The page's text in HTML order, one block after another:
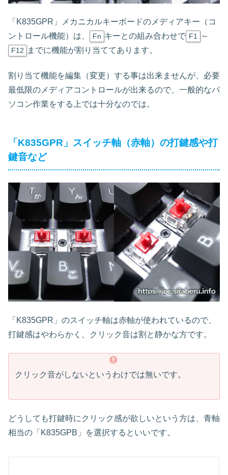
「K835GPR」メカニカルキーボードのメディアキー（コ
ントロール機能）は、
Fn キーとの組み合わせで F1 ～
F12 までに機能が割り当ててあります。
割り当て機能を編集（変更）する事は出来ませんが、必要
最低限のメディアコントロールが出来るので、一般的なパ
ソコン作業をする上では十分なのでは。
「K835GPR」スイッチ軸（赤軸）の打鍵感や打
鍵音など
「K835GPR」のスイッチ軸は赤軸が使われているので、
打鍵感はやわらかく、クリック音は割と静かな方です。
クリック音がしないというわけでは無いです。
どうしても打鍵時にクリック感が欲しいという方は、青軸
相当の「K835GPB」を選択するといいです。